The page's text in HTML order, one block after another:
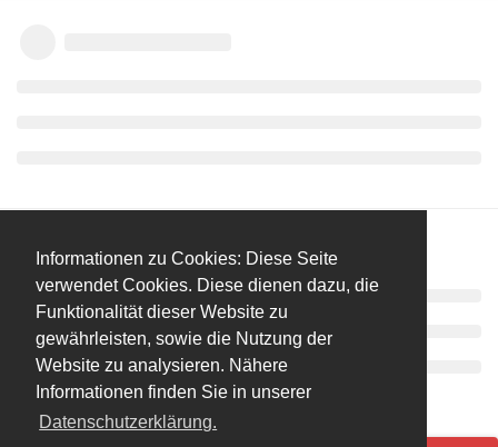
Informationen zu Cookies: Diese Seite
verwendet Cookies. Diese dienen dazu, die
Funktionalität dieser Website zu
gewährleisten, sowie die Nutzung der
Website zu analysieren. Nähere
Informationen finden Sie in unserer
Datenschutzerklärung.